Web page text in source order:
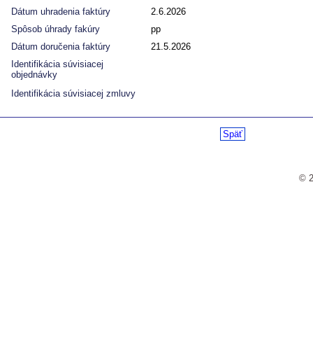
Dátum uhradenia faktúry
2.6.2026
Spôsob úhrady fakúry
pp
Dátum doručenia faktúry
21.5.2026
Identifikácia súvisiacej
objednávky
Identifikácia súvisiacej zmluvy
Späť
©